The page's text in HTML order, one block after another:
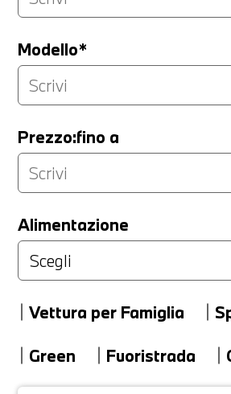
Modello*
Prezzo:fino a
Alimentazione
Vettura per Famiglia
Green
Fuoristrada
LA TUA PERMUTA
Marca
Modello